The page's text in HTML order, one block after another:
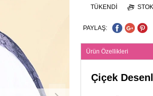
TÜKENDI
PAYLAŞ:
Ürün Özellikleri
Çiçek